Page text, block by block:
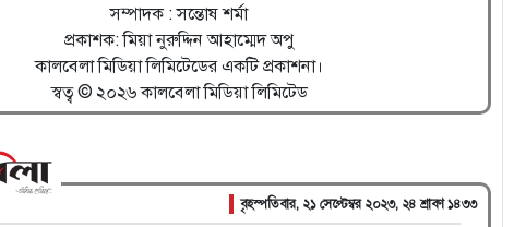
সম্পাদক : সন্তোষ শর্মা
প্রকাশক: মিয়া নুরুদ্দিন আহাম্মেদ অপু
কালবেলা মিডিয়া লিমিটেডের একটি প্রকাশনা।
স্বত্ব © ২০২৬ কালবেলা মিডিয়া লিমিটেড
বৃহস্পতিবার, ২১ সেপ্টেম্বর ২০২৩, ২৪ শ্রাবণ ১৪৩৩